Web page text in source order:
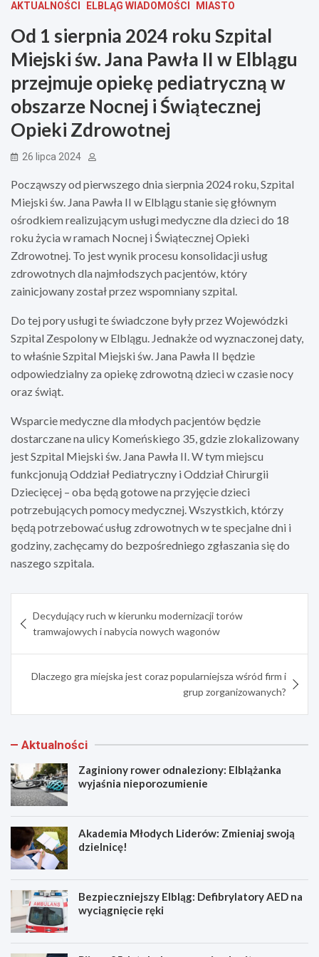
AKTUALNOŚCI ELBLĄG WIADOMOŚCI MIASTO
Od 1 sierpnia 2024 roku Szpital
Miejski św. Jana Pawła II w Elblągu
przejmuje opiekę pediatryczną w
obszarze Nocnej i Świątecznej
Opieki Zdrowotnej
26 lipca 2024
Począwszy od pierwszego dnia sierpnia 2024 roku, Szpital
Miejski św. Jana Pawła II w Elblągu stanie się głównym
ośrodkiem realizującym usługi medyczne dla dzieci do 18
roku życia w ramach Nocnej i Świątecznej Opieki
Zdrowotnej. To jest wynik procesu konsolidacji usług
zdrowotnych dla najmłodszych pacjentów, który
zainicjowany został przez wspomniany szpital.
Do tej pory usługi te świadczone były przez Wojewódzki
Szpital Zespolony w Elblągu. Jednakże od wyznaczonej daty,
to właśnie Szpital Miejski św. Jana Pawła II będzie
odpowiedzialny za opiekę zdrowotną dzieci w czasie nocy
oraz świąt.
Wsparcie medyczne dla młodych pacjentów będzie
dostarczane na ulicy Komeńskiego 35, gdzie zlokalizowany
jest Szpital Miejski św. Jana Pawła II. W tym miejscu
funkcjonują Oddział Pediatryczny i Oddział Chirurgii
Dziecięcej – oba będą gotowe na przyjęcie dzieci
potrzebujących pomocy medycznej. Wszystkich, którzy
będą potrzebować usług zdrowotnych w te specjalne dni i
godziny, zachęcamy do bezpośredniego zgłaszania się do
naszego szpitala.
wpisu
Decydujący ruch w kierunku modernizacji torów
tramwajowych i nabycia nowych wagonów
Dlaczego gra miejska jest coraz popularniejsza wśród firm i
grup zorganizowanych?
Aktualności
Zaginiony rower odnaleziony: Elblążanka
wyjaśnia nieporozumienie
Akademia Młodych Liderów: Zmieniaj swoją
dzielnicę!
Bezpieczniejszy Elbląg: Defibrylatory AED na
wyciągnięcie ręki